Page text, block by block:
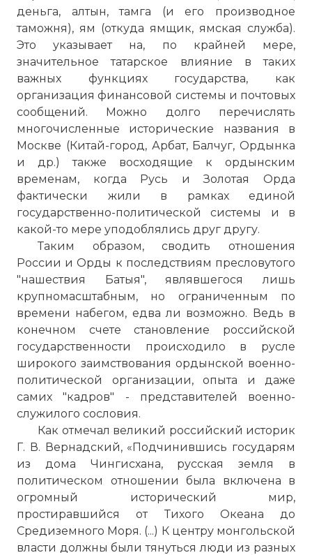
деньга, алтын, тамга (и его производное
таможня), ям (откуда ямщик, ямская служба).
Это указывает на, по крайней мере,
значительное татарское влияние в таких
важных функциях государства, как
организация финансовой системы и почтовых
сообщений. Можно долго перечислять
многочисленные исторические названия в
Москве (Китай-город, Арбат, Балчуг, Ордынка
и др.) также восходящие к ордынским
временам, когда Русь и Золотая Орда
фактически жили в рамках единой
государственно-политической системы и в
какой-то мере уподоблялись друг другу.
Таким образом, сводить отношения
России и Орды к последствиям пресловутого
"нашествия Батыя", являвшегося лишь
крупномасштабным, но ограниченным по
времени набегом, едва ли возможно. Ведь в
конечном счете становление российской
государственности происходило в русле
широкого заимствования ордынской военно-
политической организации, опыта и даже
самих "кадров" - представителей военно-
служилого сословия.
Как отмечал великий российский историк
Г. В. Вернадский, «Подчинившись государям
из дома Чингисхана, русская земля в
политическом отношении была включена в
огромный исторический мир,
простиравшийся от Тихого Океана до
Средиземного Моря. (...) К центру монгольской
власти должны были тянуться люди из разных